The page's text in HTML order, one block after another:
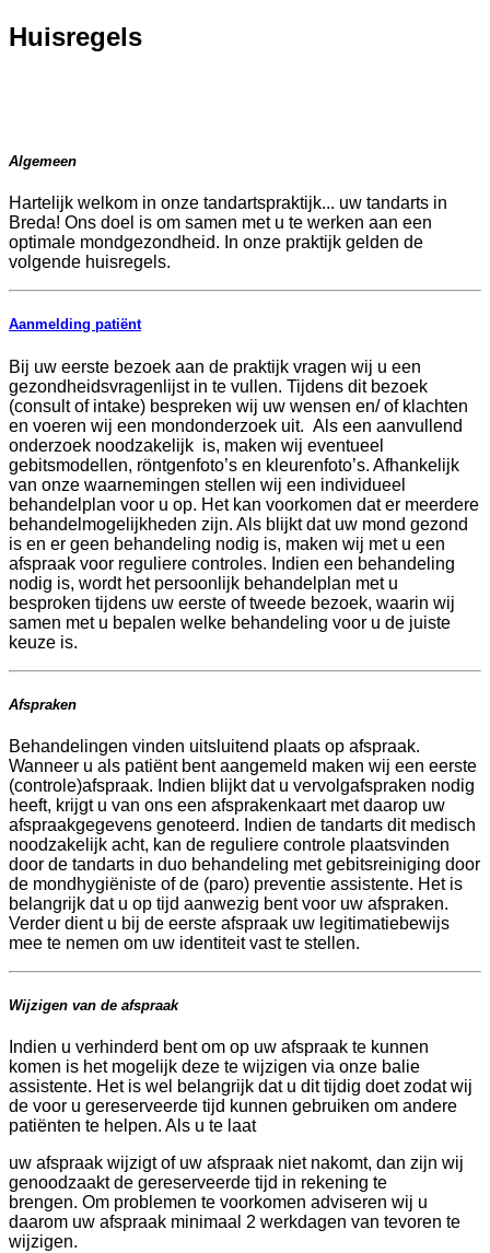
Huisregels
Algemeen
Hartelijk welkom in onze tandartspraktijk... uw tandarts in
Breda! Ons doel is om samen met u te werken aan een
optimale mondgezondheid. In onze praktijk gelden de
volgende huisregels.
Aanmelding patiënt
Bij uw eerste bezoek aan de praktijk vragen wij u een
gezondheidsvragenlijst in te vullen. Tijdens dit bezoek
(consult of intake) bespreken wij uw wensen en/ of klachten
en voeren wij een mondonderzoek uit. Als een aanvullend
onderzoek noodzakelijk is, maken wij eventueel
gebitsmodellen, röntgenfoto’s en kleurenfoto’s. Afhankelijk
van onze waarnemingen stellen wij een individueel
behandelplan voor u op. Het kan voorkomen dat er meerdere
behandelmogelijkheden zijn. Als blijkt dat uw mond gezond
is en er geen behandeling nodig is, maken wij met u een
afspraak voor reguliere controles. Indien een behandeling
nodig is, wordt het persoonlijk behandelplan met u
besproken tijdens uw eerste of tweede bezoek, waarin wij
samen met u bepalen welke behandeling voor u de juiste
keuze is.
Afspraken
Behandelingen vinden uitsluitend plaats op afspraak.
Wanneer u als patiënt bent aangemeld maken wij een eerste
(controle)afspraak. Indien blijkt dat u vervolgafspraken nodig
heeft, krijgt u van ons een afsprakenkaart met daarop uw
afspraakgegevens genoteerd. Indien de tandarts dit medisch
noodzakelijk acht, kan de reguliere controle plaatsvinden
door de tandarts in duo behandeling met gebitsreiniging door
de mondhygiëniste of de (paro) preventie assistente. Het is
belangrijk dat u op tijd aanwezig bent voor uw afspraken.
Verder dient u bij de eerste afspraak uw legitimatiebewijs
mee te nemen om uw identiteit vast te stellen.
Wijzigen van de afspraak
Indien u verhinderd bent om op uw afspraak te kunnen
komen is het mogelijk deze te wijzigen via onze balie
assistente. Het is wel belangrijk dat u dit tijdig doet zodat wij
de voor u gereserveerde tijd kunnen gebruiken om andere
patiënten te helpen. Als u te laat
uw afspraak wijzigt of uw afspraak niet nakomt, dan zijn wij
genoodzaakt de gereserveerde tijd in rekening te
brengen. Om problemen te voorkomen adviseren wij u
daarom uw afspraak minimaal 2 werkdagen van tevoren te
wijzigen.